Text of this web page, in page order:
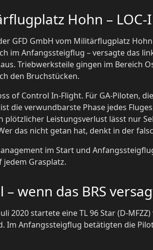
Hohn – LOC-
GFD GmbH vom Militärflugplatz
im Anfangssteigflug – versagte das
Triebwerksteile gingen im Bereich
den Bruchstücken.
of Control In-Flight. Für GA-Piloten,
die verwundbarste Phase jedes
Leistungsverlust lässt nur
das nicht getan hat, denkt in der
im Start und
jedem Grasplatz.
– wenn das BRS
2020 startete eine TL 96 Star (D-
Im Anfangssteigflug betätigten die